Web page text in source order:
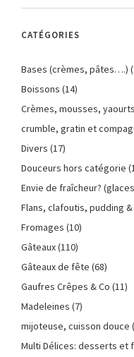
CATÉGORIES
Bases (crèmes, pâtes….)
Boissons (14)
Crèmes, mousses, yaourts
crumble, gratin et
Divers (17)
Douceurs hors catégorie
Envie de fraîcheur?
Flans, clafoutis, pudding &
Fromages (10)
Gâteaux(110)
Gâteaux de fête (68)
Gaufres Crêpes & Co (11)
Madeleines (7)
mijoteuse, cuisson douce
Multi Délices: desserts et